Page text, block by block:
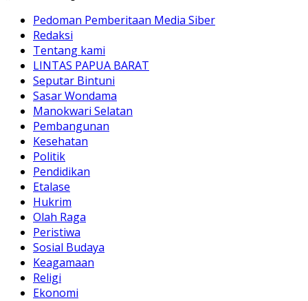
Pedoman Pemberitaan Media Siber
Redaksi
Tentang kami
LINTAS PAPUA BARAT
Seputar Bintuni
Sasar Wondama
Manokwari Selatan
Pembangunan
Kesehatan
Politik
Pendidikan
Etalase
Hukrim
Olah Raga
Peristiwa
Sosial Budaya
Keagamaan
Religi
Ekonomi